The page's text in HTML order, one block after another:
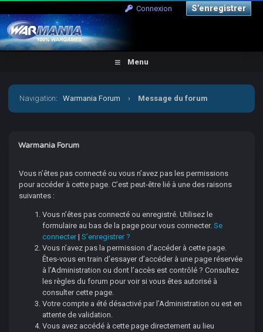
Connexion S’enregistrer
Menu
Navigation:Warmania Forum › Message du forum
Warmania Forum
Vous n’êtes pas connecté ou vous n’avez pas les permissions
pour accéder à cette page. C’est peut-être lié à une des raisons
suivantes :
Vous n’êtes pas connecté ou enregistré. Utilisez le
formulaire au bas de la page pour vous connecter.Se
connecter|S’enregistrer ?
Vous n’avez pas la permission d’accéder à cette page.
Êtes-vous en train d’essayer d’accéder à une page réservée
à l’Administration ou dont l’accès est contrôlé ? Consultez
les règles du forum pour voir si vous êtes autorisé à
consulter cette page.
Votre compte a été désactivé par l’Administration ou est en
attente de validation.
Vous avez accédé à cette page directement au lieu